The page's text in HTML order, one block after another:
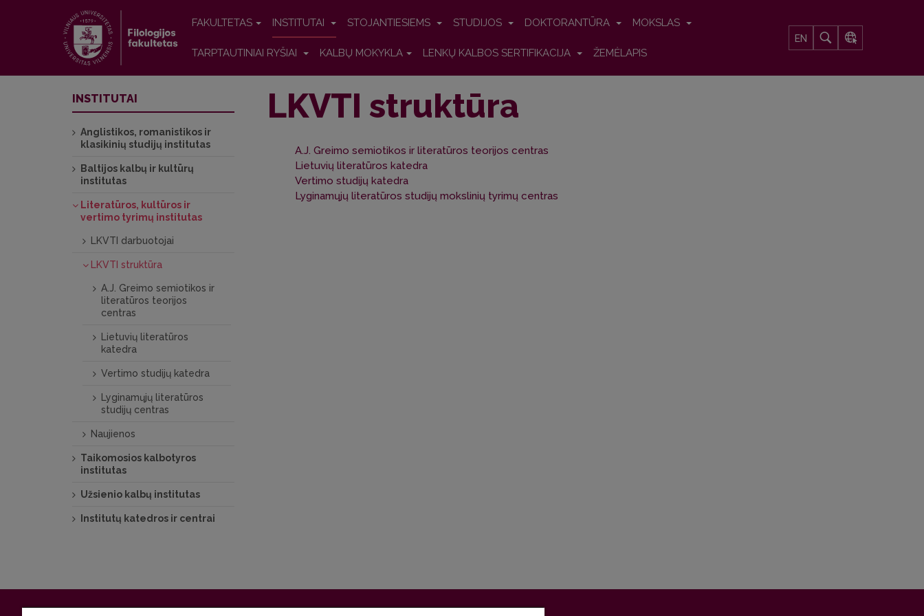
FAKULTETAS INSTITUTAI STOJANTIESIEMS STUDIJOS DOKTORANTŪRA MOKSLAS
TARPTAUTINIAI RYŠIAI KALBŲ MOKYKLA LENKŲ KALBOS SERTIFIKACIJA ŽEMĖLAPIS
EN
LKVTI struktūra
A.J. Greimo semiotikos ir literatūros teorijos centras
Lietuvių literatūros katedra
Vertimo studijų katedra
Lyginamųjų literatūros studijų mokslinių tyrimų centras
INSTITUTAI
Anglistikos, romanistikos ir
klasikinių studijų institutas
Baltijos kalbų ir kultūrų
institutas
Literatūros, kultūros ir
vertimo tyrimų institutas
LKVTI darbuotojai
LKVTI struktūra
A.J. Greimo semiotikos ir
literatūros teorijos
centras
Lietuvių literatūros
katedra
Vertimo studijų katedra
Lyginamųjų literatūros
studijų centras
Naujienos
Taikomosios kalbotyros
institutas
Užsienio kalbų institutas
Institutų katedros ir centrai